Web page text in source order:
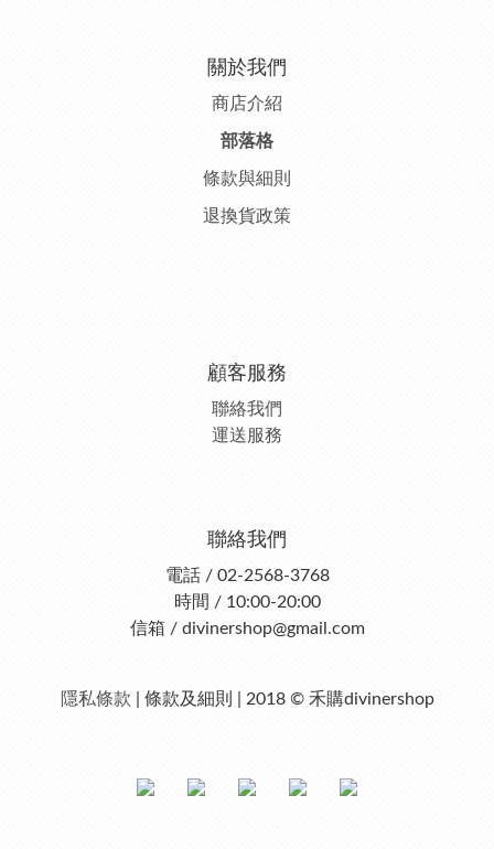
關於我們
商店介紹
部落格
條款與細則
退換貨政策
顧客服務
聯絡我們
運送服務
聯絡我們
電話 / 02-2568-3768
時間 / 10:00-20:00
信箱 / divinershop@gmail.com
隱私條款 | 條款及細則 | 2018 © 禾購divinershop